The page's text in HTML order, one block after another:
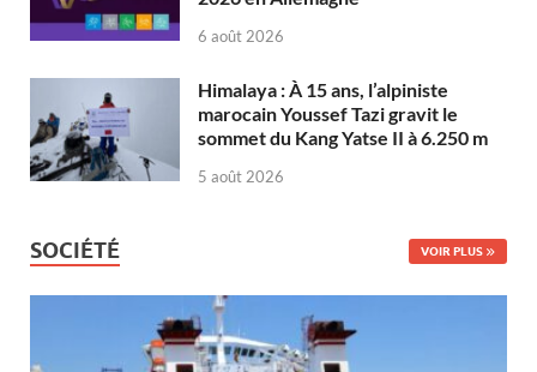
6 août 2026
Himalaya : À 15 ans, l’alpiniste
marocain Youssef Tazi gravit le
sommet du Kang Yatse II à 6.250 m
5 août 2026
SOCIÉTÉ VOIR PLUS